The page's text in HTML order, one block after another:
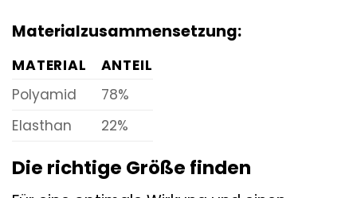
Materialzusammensetzung:
MATERIAL
ANTEIL
Polyamid
78%
Elasthan
22%
Die richtige Größe finden